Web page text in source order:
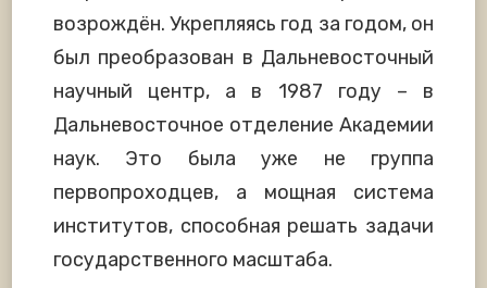
возрождён. Укрепляясь год за годом, он
был преобразован в Дальневосточный
научный центр, а в 1987 году – в
Дальневосточное отделение Академии
наук. Это была уже не группа
первопроходцев, а мощная система
институтов, способная решать задачи
государственного масштаба.